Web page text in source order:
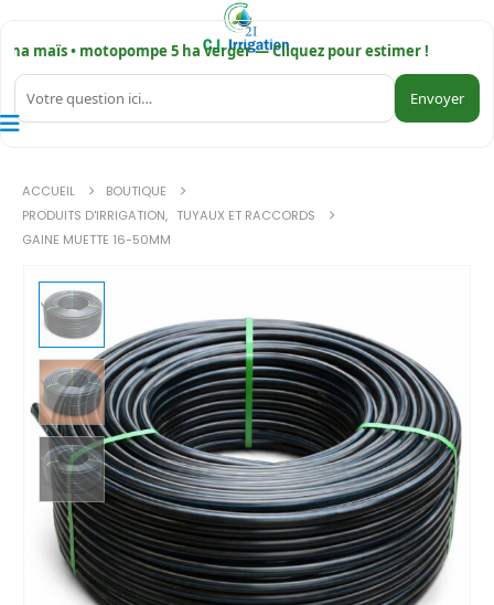
• motopompe 5 ha verger — Cliquez pour estimer !
Envoyer
ACCUEIL
BOUTIQUE
PRODUITS D'IRRIGATION, TUYAUX ET RACCORDS
GAINE MUETTE 16-50MM